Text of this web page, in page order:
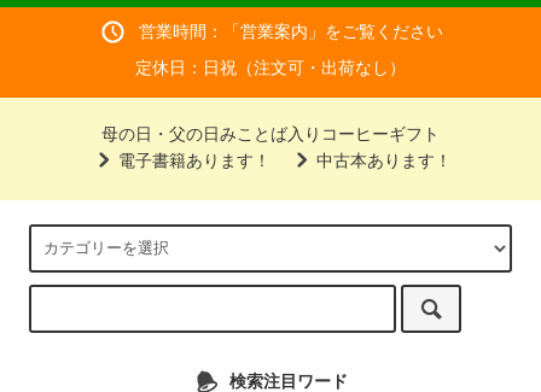
営業時間：「営業案内 」をご覧ください
定休日：日祝（注文可・出荷なし）
母の日・父の日みことば入りコーヒーギフト
電子書籍あります！
中古本あります！
検索注目ワード